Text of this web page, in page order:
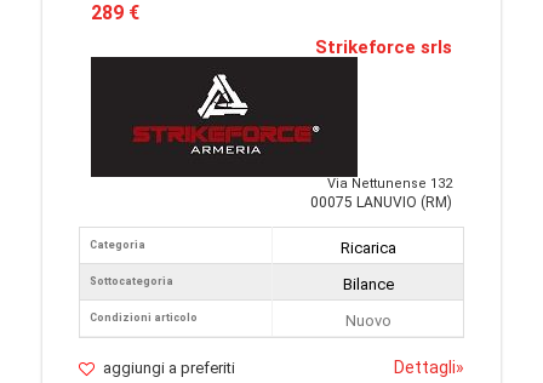
289 €
Strikeforce srls
Via Nettunense 132
00075 LANUVIO (RM)
Categoria
Sottocategoria
Condizioni articolo
Ricarica
Bilance
Nuovo
aggiungi a preferiti Dettagli»